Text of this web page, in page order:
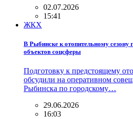
02.07.2026
15:41
ЖКХ
В Рыбинске к отопительному сезону
объектов соцсферы
Подготовку к предстоящему
обсудили на оперативном
Рыбинска по городскому…
29.06.2026
16:03